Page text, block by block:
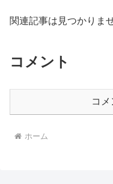
関連記事は見つかりま
コメント
コ
ホーム